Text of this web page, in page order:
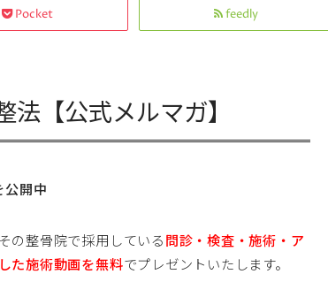
Pocket feedly
【公式メルマガ】
公開中
の整骨院で採用している問診・検査・施術・ア
た施術動画を無料でプレゼントいたします。